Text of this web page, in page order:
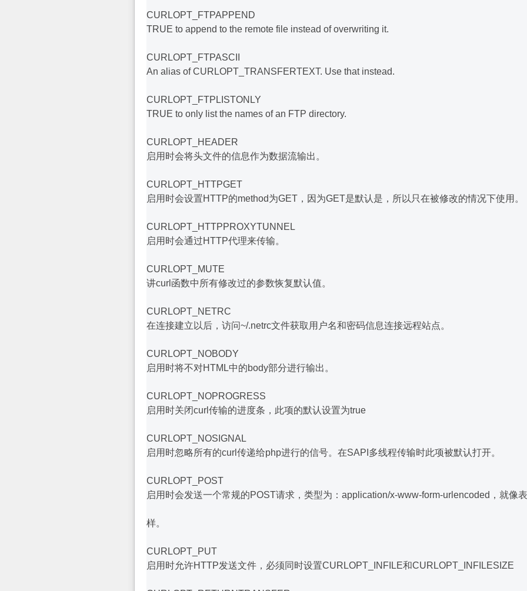
CURLOPT_FTPAPPEND
TRUE to append to the remote file instead of overwriting it.
CURLOPT_FTPASCII
An alias of CURLOPT_TRANSFERTEXT. Use that instead.
CURLOPT_FTPLISTONLY
TRUE to only list the names of an FTP directory.
CURLOPT_HEADER
启用时会将头文件的信息作为数据流输出。
CURLOPT_HTTPGET
启用时会设置HTTP的method为GET，因为GET是默认是，所以只在被修改的情况下使用。
CURLOPT_HTTPPROXYTUNNEL
启用时会通过HTTP代理来传输。
CURLOPT_MUTE
讲curl函数中所有修改过的参数恢复默认值。
CURLOPT_NETRC
在连接建立以后，访问~/.netrc文件获取用户名和密码信息连接远程站点。
CURLOPT_NOBODY
启用时将不对HTML中的body部分进行输出。
CURLOPT_NOPROGRESS
启用时关闭curl传输的进度条，此项的默认设置为true
CURLOPT_NOSIGNAL
启用时忽略所有的curl传递给php进行的信号。在SAPI多线程传输时此项被默认打开。
CURLOPT_POST
启用时会发送一个常规的POST请求，类型为：application/x-www-form-urlencoded，就像
样。
CURLOPT_PUT
启用时允许HTTP发送文件，必须同时设置CURLOPT_INFILE和CURLOPT_INFILESIZE